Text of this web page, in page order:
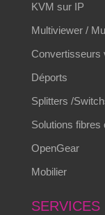
KVM sur IP
Multiviewer /
Convertisseurs
Déports
Splitters /
Solutions fibres
OpenGear
Mobilier
SERVICES